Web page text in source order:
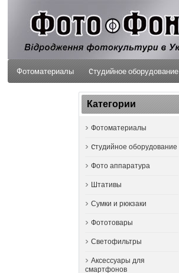
Фотоматериалы Cтудийное оборудование
Категории
Фотоматериалы
Cтудийное оборудование
Фото аппаратура
Штативы
Сумки и рюкзаки
Фототовары
Светофильтры
Аксессуары для
смартфонов